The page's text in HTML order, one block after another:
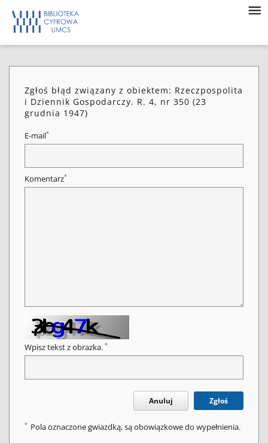
Zgłoś błąd związany z obiektem: Rzeczpospolita
i Dziennik Gospodarczy. R. 4, nr 350 (23
grudnia 1947)
E-mail*
Komentarz*
Wpisz tekst z obrazka. *
Anuluj Zgłoś
* Pola oznaczone gwiazdką, są obowiązkowe do wypełnienia.